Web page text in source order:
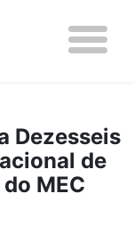
Dezesseis
de
MEC